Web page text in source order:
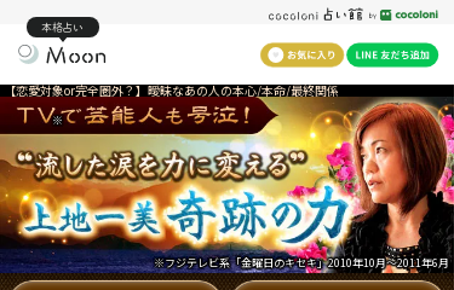
本格占い
【恋愛対象or完全圏外？】曖昧なあの人の本心/本命/最終関係
※
※フジテレビ系「金曜日のキセキ」2010年10月～2011年6月